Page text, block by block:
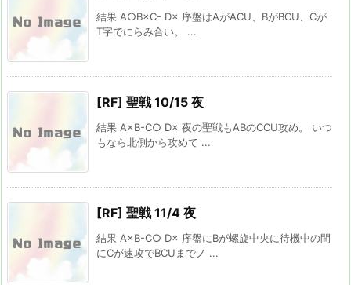
結果 A○B×C- D× 序盤はAがACU、BがBCU、Cが
T字でにらみ合い。 ...
[RF] 聖戦 10/15 夜
結果 A×B-C○ D× 夜の聖戦もABのCCU攻め。 いつ
もなら北側から攻めて ...
[RF] 聖戦 11/4 夜
結果 A×B-C○ D× 序盤にBが螺旋中央に待機中の間
にCが速攻でBCUまでノ ...